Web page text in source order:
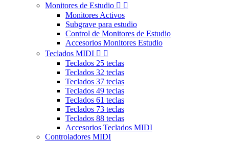
Monitores de Estudio  
Monitores Activos
Subgrave para estudio
Control de Monitores de Estudio
Accesorios Monitores Estudio
Teclados MIDI  
Teclados 25 teclas
Teclados 32 teclas
Teclados 37 teclas
Teclados 49 teclas
Teclados 61 teclas
Teclados 73 teclas
Teclados 88 teclas
Accesorios Teclados MIDI
Controladores MIDI